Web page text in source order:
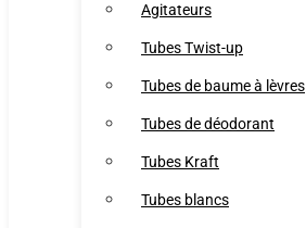
Agitateurs
Tubes Twist-up
Tubes de baume à lèvres
Tubes de déodorant
Tubes Kraft
Tubes blancs